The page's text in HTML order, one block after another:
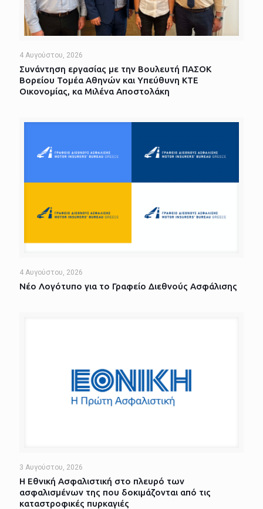
4 Αυγούστου, 2026
Συνάντηση εργασίας με την Βουλευτή ΠΑΣΟΚ
Βορείου Τομέα Αθηνών και Υπεύθυνη ΚΤΕ
Οικονομίας, κα Μιλένα Αποστολάκη
4 Αυγούστου, 2026
Νέο Λογότυπο για το Γραφείο Διεθνούς Ασφάλισης
3 Αυγούστου, 2026
Η Εθνική Ασφαλιστική στο πλευρό των
ασφαλισμένων της που δοκιμάζονται από τις
καταστροφικές πυρκαγιές